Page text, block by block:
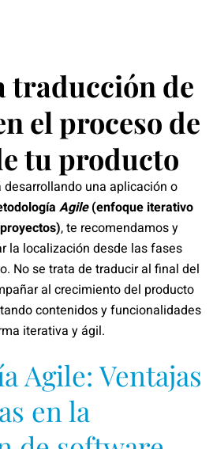
traducción de
el proceso de
tu producto
una aplicación o
Agile(enfoque iterativo
, te recomendamos y
la localización desde las fases
No se trata de traducir al final del
al crecimiento del producto
contenidos y funcionalidades
iterativa y ágil.
Agile: Ventajas
en la